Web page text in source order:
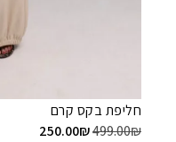
חליפת בקס קרם
499.00₪
250.00₪